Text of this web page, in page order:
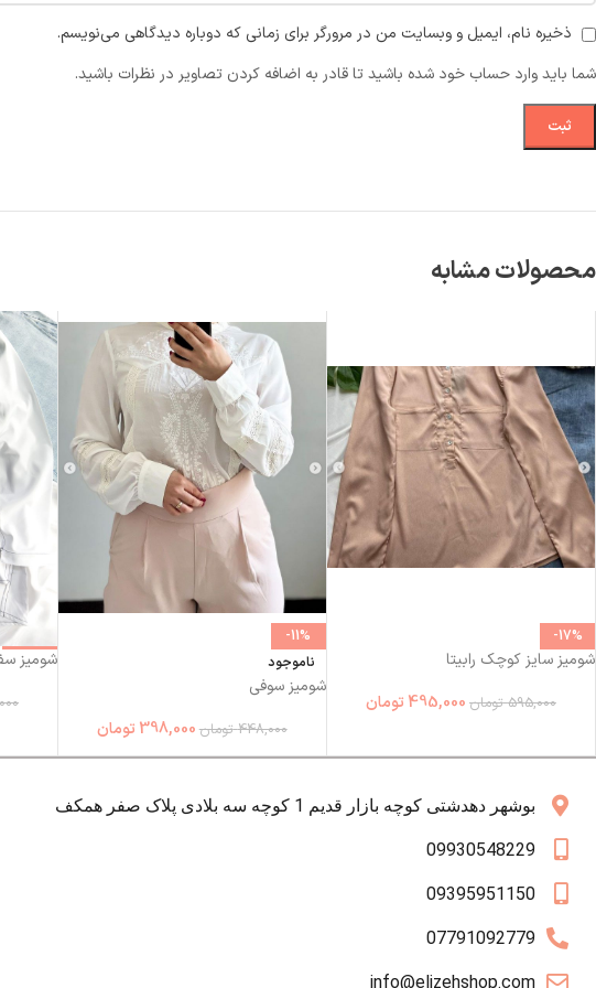
ذخیره نام، ایمیل و وبسایت من در مرورگر برای زمانی که دوباره دیدگاهی می‌نویسم.
شما باید وارد حساب خود شده باشید تا قادر به اضافه کردن تصاویر در نظرات باشید.
محصولات مشابه
-17%
شومیز سایز کوچک رابیتا
595,000 تومان 495,000 تومان
-11%
ناموجود
شومیز سوفی
448,000 تومان 398,000 تومان
-22%
شومیز
بوشهر دهدشتی کوچه بازار قدیم 1 کوچه سه بلادی پلاک صفر همکف
09930548229
09395951150
07791092779
info@elizehshop.com